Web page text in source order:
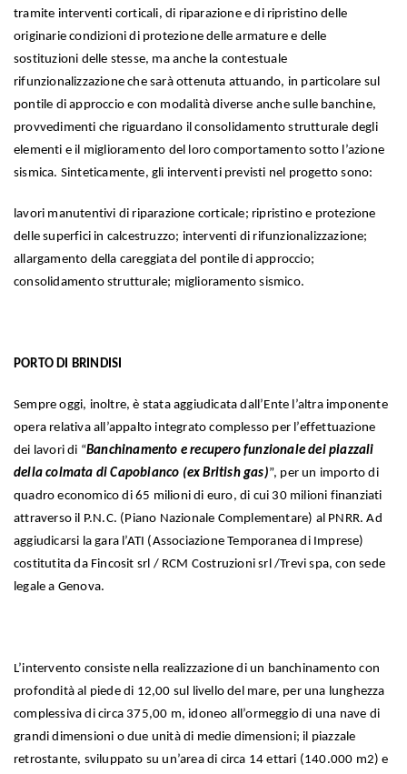
tramite interventi corticali, di riparazione e di ripristino delle
originarie condizioni di protezione delle armature e delle
sostituzioni delle stesse, ma anche la contestuale
rifunzionalizzazione che sarà ottenuta attuando, in particolare sul
pontile di approccio e con modalità diverse anche sulle banchine,
provvedimenti che riguardano il consolidamento strutturale degli
elementi e il miglioramento del loro comportamento sotto l’azione
sismica. Sinteticamente, gli interventi previsti nel progetto sono:
lavori manutentivi di riparazione corticale; ripristino e protezione
delle superfici in calcestruzzo; interventi di rifunzionalizzazione;
allargamento della careggiata del pontile di approccio;
consolidamento strutturale; miglioramento sismico.
PORTO DI BRINDISI
Sempre oggi, inoltre, è stata aggiudicata dall’Ente l’altra imponente
opera relativa all’appalto integrato complesso per l’effettuazione
dei lavori di “Banchinamento e recupero funzionale dei piazzali
della colmata di Capobianco (ex British gas)”, per un importo di
quadro economico di 65 milioni di euro, di cui 30 milioni finanziati
attraverso il P.N.C. (Piano Nazionale Complementare) al PNRR. Ad
aggiudicarsi la gara l’ATI (Associazione Temporanea di Imprese)
costitutita da Fincosit srl / RCM Costruzioni srl /Trevi spa, con sede
legale a Genova.
L’intervento consiste nella realizzazione di un banchinamento con
profondità al piede di 12,00 sul livello del mare, per una lunghezza
complessiva di circa 375,00 m, idoneo all’ormeggio di una nave di
grandi dimensioni o due unità di medie dimensioni; il piazzale
retrostante, sviluppato su un’area di circa 14 ettari (140.000 m2) e